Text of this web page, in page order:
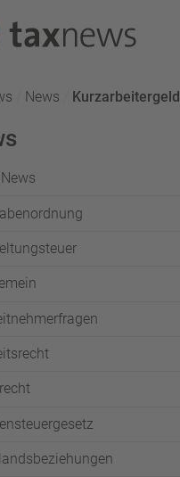
News Aktuell:
Kurzarbeitergeld